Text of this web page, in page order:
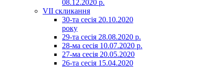
08.12.2020 р.
VII скликання
30-та сесія 20.10.2020
року
29-та сесія 28.08.2020 р.
28-ма сесія 10.07.2020 р.
27-ма сесія 20.05.2020
26-та сесія 15.04.2020